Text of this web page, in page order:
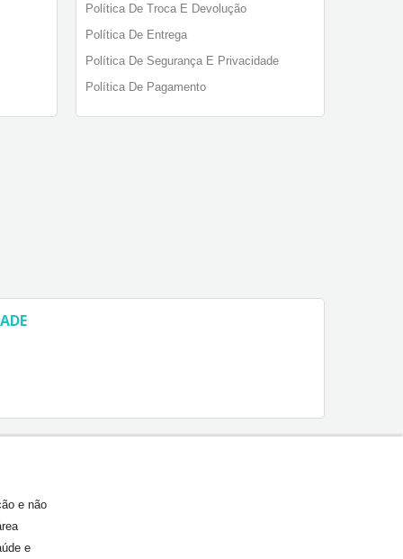
Política De Troca E Devolução
Política De Entrega
Política De Segurança E Privacidade
Política De Pagamento
e não
e